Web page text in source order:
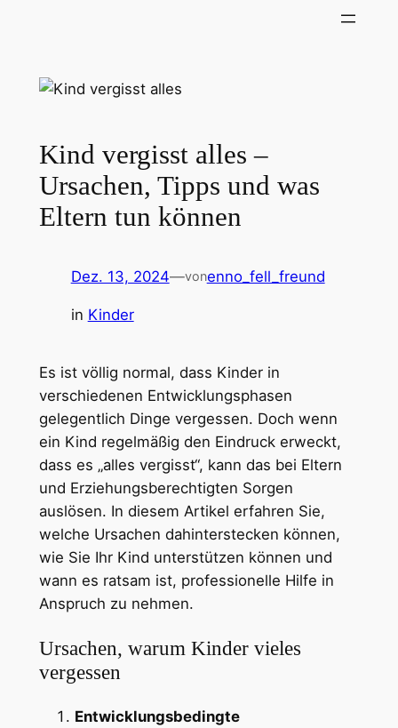
Kind vergisst alles –
Ursachen, Tipps und was
Eltern tun können
Dez. 13, 2024—vonenno_fell_freund
in Kinder
Es ist völlig normal, dass Kinder in
verschiedenen Entwicklungsphasen
gelegentlich Dinge vergessen. Doch wenn
ein Kind regelmäßig den Eindruck erweckt,
dass es „alles vergisst“, kann das bei Eltern
und Erziehungsberechtigten Sorgen
auslösen. In diesem Artikel erfahren Sie,
welche Ursachen dahinterstecken können,
wie Sie Ihr Kind unterstützen können und
wann es ratsam ist, professionelle Hilfe in
Anspruch zu nehmen.
Ursachen, warum Kinder vieles
vergessen
Entwicklungsbedingte